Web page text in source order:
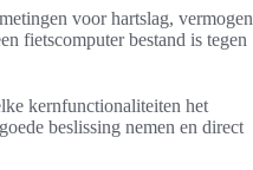
voor hartslag, vermogen
fietscomputer bestand is tegen
kernfunctionaliteiten het
beslissing nemen en direct